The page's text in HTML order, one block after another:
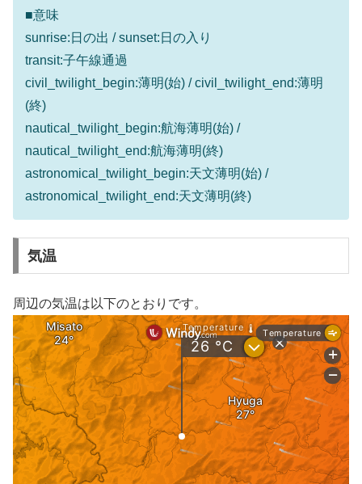
■意味
sunrise:日の出 / sunset:日の入り
transit:子午線通過
civil_twilight_begin:薄明(始) / civil_twilight_end:薄明
(終)
nautical_twilight_begin:航海薄明(始) /
nautical_twilight_end:航海薄明(終)
astronomical_twilight_begin:天文薄明(始) /
astronomical_twilight_end:天文薄明(終)
気温
周辺の気温は以下のとおりです。